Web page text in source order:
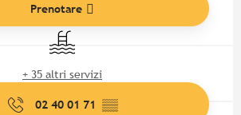
Prenotare
Piscina
+ 35 altri servizi
02 40 01 71 ▒▒